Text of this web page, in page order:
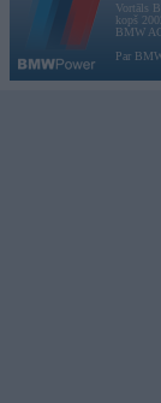
Vortāls
kopš
BMW
Par